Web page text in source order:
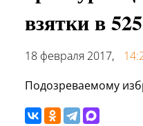
взятки в
18 февраля 2017,
Подозреваемому